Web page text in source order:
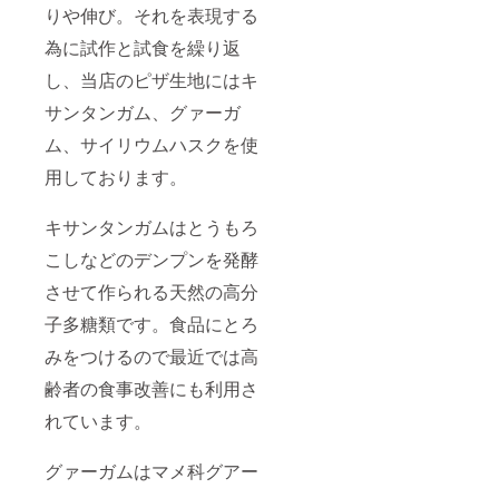
りや伸び。それを表現する
為に試作と試食を繰り返
し、当店のピザ生地にはキ
サンタンガム、グァーガ
ム、サイリウムハスクを使
用しております。
キサンタンガムはとうもろ
こしなどのデンプンを発酵
させて作られる天然の高分
子多糖類です。食品にとろ
みをつけるので最近では高
齢者の食事改善にも利用さ
れています。
グァーガムはマメ科グアー